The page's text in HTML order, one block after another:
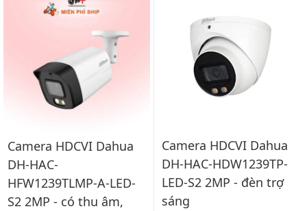
Camera HDCVI Dahua
DH-HAC-
HFW1239TLMP-A-LED-
S2 2MP - có thu âm,
Camera HDCVI Dahua
DH-HAC-HDW1239TP-
LED-S2 2MP - đèn trợ
sáng